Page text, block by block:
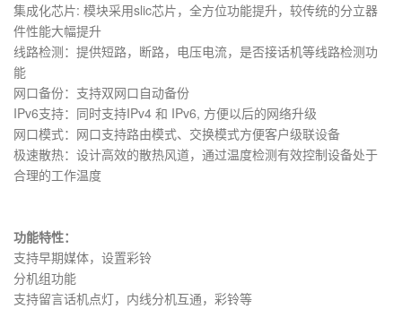
集成化芯片: 模块采用slic芯片，全方位功能提升，较传统的分立器
件性能大幅提升
线路检测：提供短路，断路，电压电流，是否接话机等线路检测功
能
网口备份：支持双网口自动备份
IPv6支持：同时支持IPv4 和 IPv6, 方便以后的网络升级
网口模式：网口支持路由模式、交换模式方便客户级联设备
极速散热：设计高效的散热风道，通过温度检测有效控制设备处于
合理的工作温度
功能特性：
支持早期媒体，设置彩铃
分机组功能
支持留言话机点灯，内线分机互通，彩铃等